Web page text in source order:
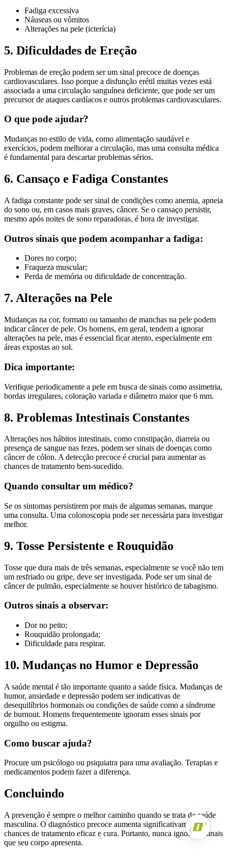
Fadiga excessiva
Náuseas ou vômitos
Alterações na pele (icterícia)
5. Dificuldades de Ereção
Problemas de ereção podem ser um sinal precoce de doenças
cardiovasculares. Isso porque a disfunção erétil muitas vezes está
associada a uma circulação sanguínea deficiente, que pode ser um
precursor de ataques cardíacos e outros problemas cardiovasculares.
O que pode ajudar?
Mudanças no estilo de vida, como alimentação saudável e
exercícios, podem melhorar a circulação, mas uma consulta médica
é fundamental para descartar problemas sérios.
6. Cansaço e Fadiga Constantes
A fadiga constante pode ser sinal de condições como anemia, apneia
do sono ou, em casos mais graves, câncer. Se o cansaço persistir,
mesmo após noites de sono reparadoras, é hora de investigar.
Outros sinais que podem acompanhar a fadiga:
Dores no corpo;
Fraqueza muscular;
Perda de memória ou dificuldade de concentração.
7. Alterações na Pele
Mudanças na cor, formato ou tamanho de manchas na pele podem
indicar câncer de pele. Os homens, em geral, tendem a ignorar
alterações na pele, mas é essencial ficar atento, especialmente em
áreas expostas ao sol.
Dica importante:
Verifique periodicamente a pele em busca de sinais como assimetria,
bordas irregulares, coloração variada e diâmetro maior que 6 mm.
8. Problemas Intestinais Constantes
Alterações nos hábitos intestinais, como constipação, diarreia ou
presença de sangue nas fezes, podem ser sinais de doenças como
câncer de cólon. A detecção precoce é crucial para aumentar as
chances de tratamento bem-sucedido.
Quando consultar um médico?
Se os sintomas persistirem por mais de algumas semanas, marque
uma consulta. Uma colonoscopia pode ser necessária para investigar
melhor.
9. Tosse Persistente e Rouquidão
Tosse que dura mais de três semanas, especialmente se você não tem
um resfriado ou gripe, deve ser investigada. Pode ser um sinal de
câncer de pulmão, especialmente se houver histórico de tabagismo.
Outros sinais a observar:
Dor no peito;
Rouquidão prolongada;
Dificuldade para respirar.
10. Mudanças no Humor e Depressão
A saúde mental é tão importante quanto a saúde física. Mudanças de
humor, ansiedade e depressão podem ser indicativas de
desequilíbrios hormonais ou condições de saúde como a síndrome
de burnout. Homens frequentemente ignoram esses sinais por
orgulho ou estigma.
Como buscar ajuda?
Procure um psicólogo ou psiquiatra para uma avaliação. Terapias e
medicamentos podem fazer a diferença.
Concluindo
A prevenção é sempre o melhor caminho quando se trata da saúde
masculina. O diagnóstico precoce aumenta significativamente as
chances de tratamento eficaz e cura. Portanto, nunca ignore os sinais
que seu corpo apresenta.